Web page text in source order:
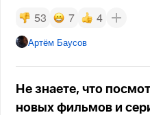
53 7 4
Артём Баусов
Не знаете, что
новых фильмов и